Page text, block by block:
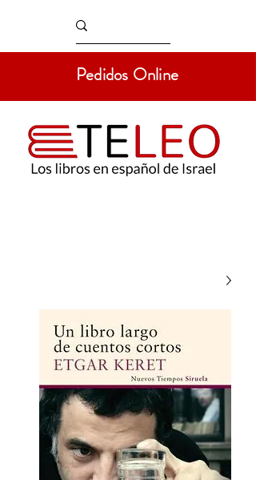
Pedidos Online